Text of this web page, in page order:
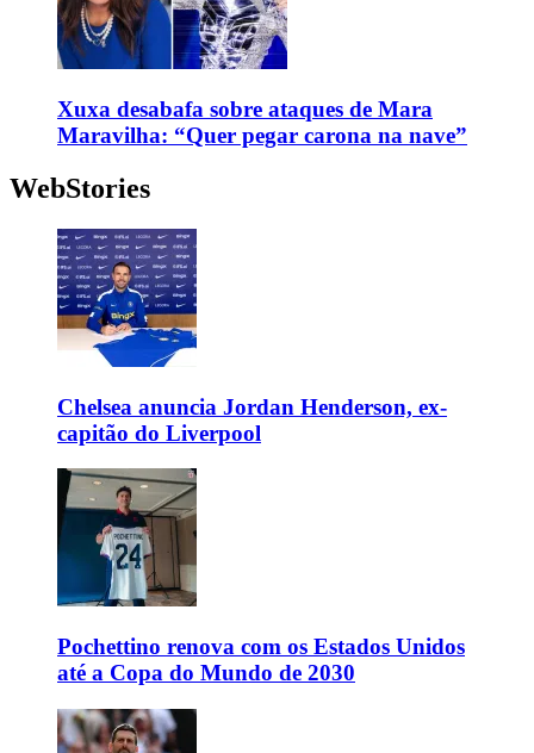
Xuxa desabafa sobre ataques de Mara
Maravilha: “Quer pegar carona na nave”
WebStories
Chelsea anuncia Jordan Henderson, ex-
capitão do Liverpool
Pochettino renova com os Estados Unidos
até a Copa do Mundo de 2030